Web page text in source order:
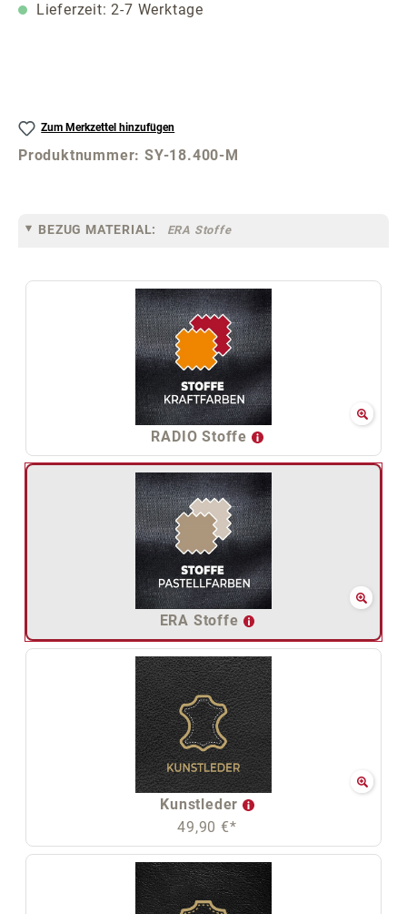
Lieferzeit: 2-7 Werktage
Zum Merkzettel hinzufügen
Produktnummer:SY-18.400-M
BEZUG MATERIAL: ERA Stoffe
RADIO Stoffe
ERA Stoffe
Kunstleder
49,90 €*